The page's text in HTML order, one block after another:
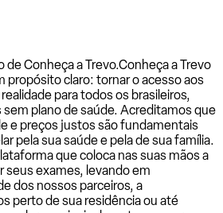
de Conheça a Trevo.Conheça a Trevo
propósito claro: tornar o acesso aos
para todos os brasileiros,
plano de saúde. Acreditamos que
e preços justos são fundamentais
pela sua saúde e pela de sua família.
que coloca nas suas mãos a
seus exames, levando em
dos nossos parceiros, a
perto de sua residência ou até